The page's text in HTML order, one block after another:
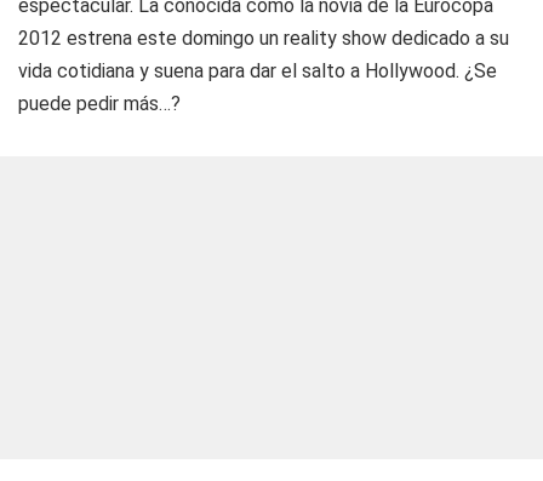
espectacular. La conocida como la novia de la Eurocopa
2012 estrena este domingo un reality show dedicado a su
vida cotidiana y suena para dar el salto a Hollywood. ¿Se
puede pedir más…?